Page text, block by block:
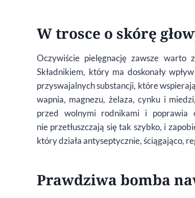
W trosce o skórę
Oczywiście pielęgnację zawsze
Składnikiem, który ma doskonały
przyswajalnych substancji, które
wapnia, magnezu, żelaza, cynku i
przed wolnymi rodnikami i poprawia
nie przetłuszczają się tak szybko, i
który działa antyseptycznie, ściągająco,
Prawdziwa bomba